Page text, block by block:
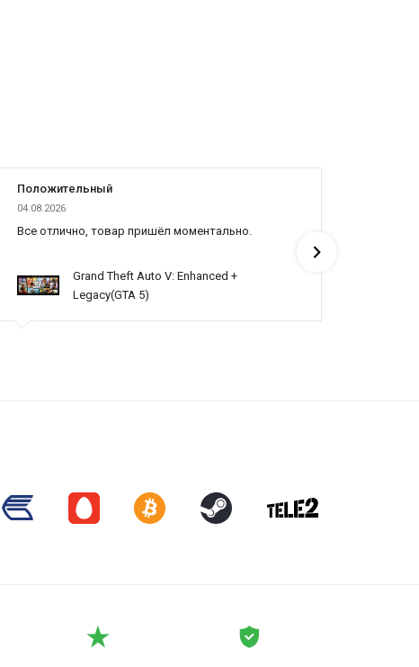
Положительный
04.08.2026
Все отлично, товар пришёл моментально.
Grand Theft Auto V: Enhanced +
Legacy(GTA 5)